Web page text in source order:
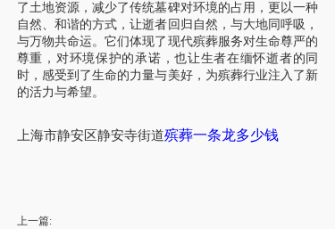
了土地资源，减少了传统墓碑对环境的占用，更以一种
自然、和谐的方式，让逝者回归自然，与大地同呼吸，
与万物共命运。它们体现了现代殡葬服务对生命尊严的
尊重，对环境保护的承诺，也让生者在缅怀逝者的同
时，感受到了生命的力量与美好，为殡葬行业注入了新
的活力与希望。
上海市静安区静安寺街道殡葬一条龙多少钱
上一篇: